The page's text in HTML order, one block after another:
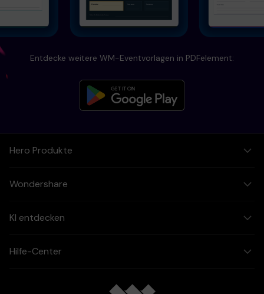
Entdecke weitere WM-Eventvorlagen in PDFelement:
Hero Produkte
Wondershare
KI entdecken
Hilfe-Center